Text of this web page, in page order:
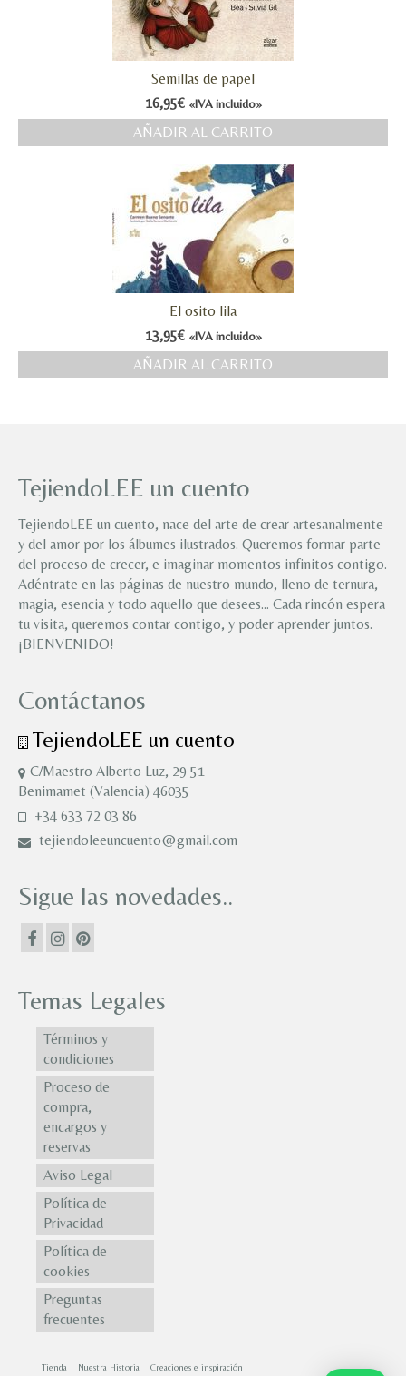
Semillas de papel
16,95€ «IVA incluido»
AÑADIR AL CARRITO
El osito lila
13,95€ «IVA incluido»
AÑADIR AL CARRITO
TejiendoLEE un cuento
TejiendoLEE un cuento, nace del arte de crear artesanalmente
y del amor por los álbumes ilustrados. Queremos formar parte
del proceso de crecer, e imaginar momentos infinitos contigo.
Adéntrate en las páginas de nuestro mundo, lleno de ternura,
magia, esencia y todo aquello que desees… Cada rincón espera
tu visita, queremos contar contigo, y poder aprender juntos.
¡BIENVENIDO!
Contáctanos
TejiendoLEE un cuento
C/Maestro Alberto Luz, 29 51
Benimamet (Valencia) 46035
+34 633 72 03 86
tejiendoleeuncuento@gmail.com
Sigue las novedades..
Temas Legales
Términos y
condiciones
Proceso de
compra,
encargos y
reservas
Aviso Legal
Política de
Privacidad
Política de
cookies
Preguntas
frecuentes
Tienda Nuestra Historia Creaciones e inspiración